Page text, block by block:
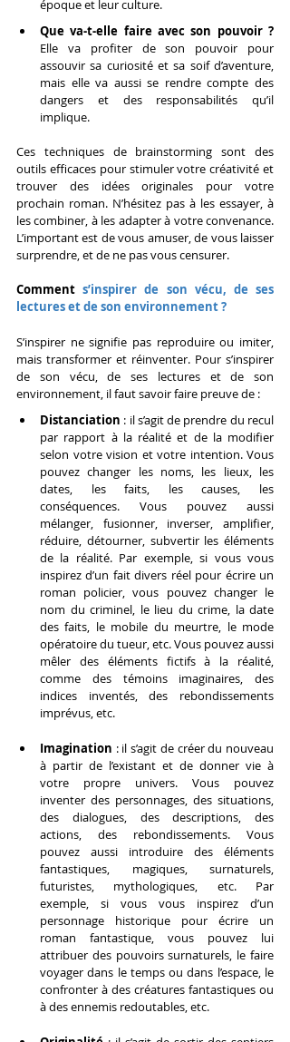
époque et leur culture.
Elle va profiter de son pouvoir pour
assouvir sa curiosité et sa soif d’aventure,
mais elle va aussi se rendre compte des
dangers et des responsabilités qu’il
implique.
Ces techniques de brainstorming sont des
outils efficaces pour stimuler votre créativité et
trouver des idées originales pour votre
prochain roman. N’hésitez pas à les essayer, à
les combiner, à les adapter à votre convenance.
L’important est de vous amuser, de vous laisser
surprendre, et de ne pas vous censurer.
Comment s’inspirer de son vécu, de ses
lectures et de son environnement ?
S’inspirer ne signifie pas reproduire ou imiter,
mais transformer et réinventer. Pour s’inspirer
de son vécu, de ses lectures et de son
environnement, il faut savoir faire preuve de :
Distanciation : il s’agit de prendre du recul
par rapport à la réalité et de la modifier
selon votre vision et votre intention. Vous
pouvez changer les noms, les lieux, les
dates, les faits, les causes, les
conséquences. Vous pouvez aussi
mélanger, fusionner, inverser, amplifier,
réduire, détourner, subvertir les éléments
de la réalité. Par exemple, si vous vous
inspirez d’un fait divers réel pour écrire un
roman policier, vous pouvez changer le
nom du criminel, le lieu du crime, la date
des faits, le mobile du meurtre, le mode
opératoire du tueur, etc. Vous pouvez aussi
mêler des éléments fictifs à la réalité,
comme des témoins imaginaires, des
indices inventés, des rebondissements
imprévus, etc.
Imagination : il s’agit de créer du nouveau
à partir de l’existant et de donner vie à
votre propre univers. Vous pouvez
inventer des personnages, des situations,
des dialogues, des descriptions, des
actions, des rebondissements. Vous
pouvez aussi introduire des éléments
fantastiques, magiques, surnaturels,
futuristes, mythologiques, etc. Par
exemple, si vous vous inspirez d’un
personnage historique pour écrire un
roman fantastique, vous pouvez lui
attribuer des pouvoirs surnaturels, le faire
voyager dans le temps ou dans l’espace, le
confronter à des créatures fantastiques ou
à des ennemis redoutables, etc.